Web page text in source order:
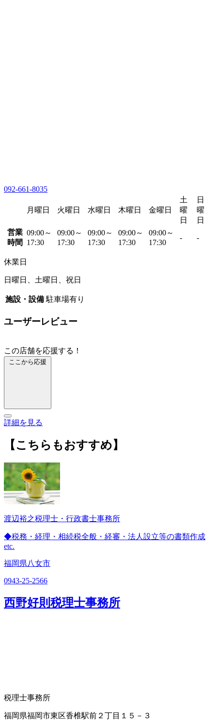
092-661-8035
月曜日 火曜日 水曜日 木曜日 金曜日
土
曜
日
日
曜
日
営業
時間
09:00～
17:30
09:00～
17:30
09:00～
17:30
09:00～
17:30
09:00～
17:30
- -
休業日
日曜日、土曜日、祝日
施設・設備 駐車場有り
ユーザーレビュー
この店舗を応援する！
ここから応援
詳細を見る
【こちらもおすすめ】
渡辺裕之税理士・行政書士事務所
◆税務・経理・相続税全般・経審・法人設立等の書類作成
etc.
福岡県八女市
0943-25-2566
西野好則税理士事務所
税理士事務所
福岡県福岡市東区香椎駅前２丁目１５－３